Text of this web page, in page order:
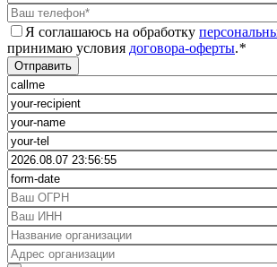
Я соглашаюсь на обработку
принимаю условия договора-оферты.*